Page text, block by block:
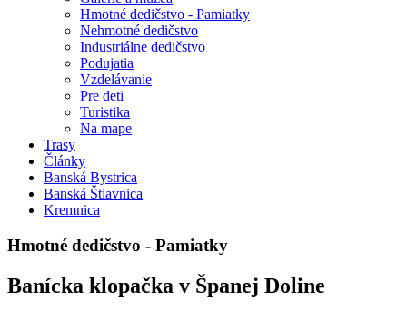
Hmotné dedičstvo - Pamiatky
Nehmotné dedičstvo
Industriálne dedičstvo
Podujatia
Vzdelávanie
Pre deti
Turistika
Na mape
Trasy
Články
Banská Bystrica
Banská Štiavnica
Kremnica
Hmotné dedičstvo - Pamiatky
Banícka klopačka v Španej Doline